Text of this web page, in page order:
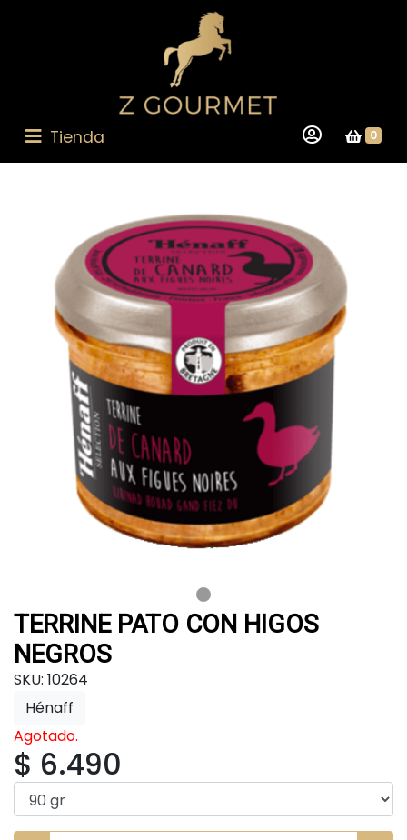
Tienda 0
TERRINE PATO CON HIGOS
NEGROS
SKU: 10264
Hénaff
Agotado.
$ 6.490